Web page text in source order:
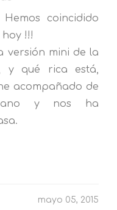
coincidido
!!!
versión mini de la
y qué rica está,
acompañado de
y nos ha
mayo 05, 2015